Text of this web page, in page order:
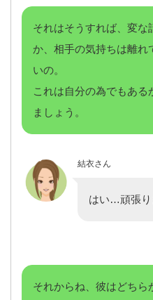
それはそうすれば、変な
か、相手の気持ちは離れ
いの。
これは自分の為でもある
ましょう。
結衣さん
はい…頑張り
それからね、彼はどちら